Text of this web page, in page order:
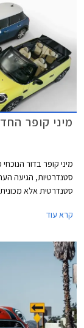
אינץ' חדשים, וצבעי
צבעים.
מיני קופר החדשה 2021
סטנדרטיות, הגיעה
סטנדרטית אלא
אשר ישאירו אותה
קרא עוד